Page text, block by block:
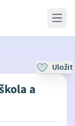
Open
Uložit
a